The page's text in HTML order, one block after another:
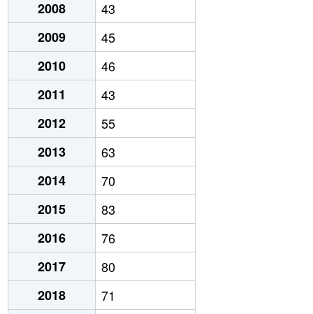
2008
43
2009
45
2010
46
2011
43
2012
55
2013
63
2014
70
2015
83
2016
76
2017
80
2018
71